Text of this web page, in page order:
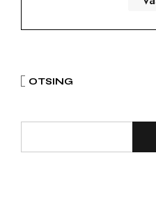
OTSING